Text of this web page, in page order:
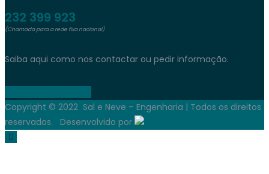
232 399 923
(Chamada para a rede fixa nacional)
Saiba aqui como nos contactar ou pedir informação.
Copyright © 2022 Sal e Neve – Engenharia | Todos os direitos
reservados. Desenvolvido por